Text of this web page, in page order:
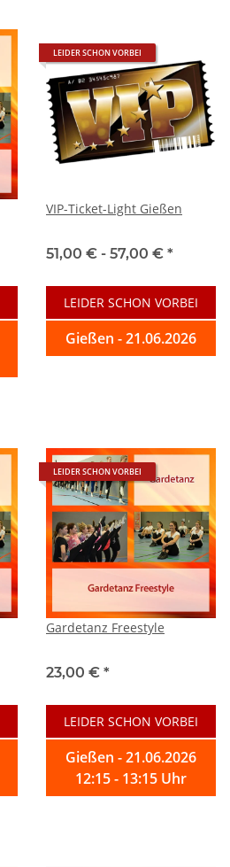
LEIDER SCHON VORBEI
VIP-Ticket-Light Gießen
51,00 € - 57,00 € *
LEIDER SCHON VORBEI
Gießen - 21.06.2026
LEIDER SCHON VORBEI
Gardetanz Freestyle
23,00 € *
LEIDER SCHON VORBEI
Gießen - 21.06.2026
12:15 - 13:15 Uhr